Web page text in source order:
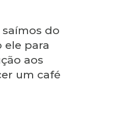
do
ele para
aos
um café